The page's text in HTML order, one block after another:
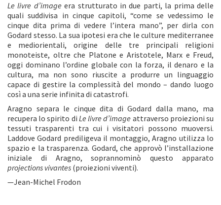
Le livre d’image era strutturato in due parti, la prima delle
quali suddivisa in cinque capitoli, “come se vedessimo le
cinque dita prima di vedere l’intera mano”, per dirla con
Godard stesso. La sua ipotesi era che le culture mediterranee
e mediorientali, origine delle tre principali religioni
monoteiste, oltre che Platone e Aristotele, Marx e Freud,
oggi dominano l’ordine globale con la forza, il denaro e la
cultura, ma non sono riuscite a produrre un linguaggio
capace di gestire la complessità del mondo – dando luogo
così a una serie infinita di catastrofi.
Aragno separa le cinque dita di Godard dalla mano, ma
recupera lo spirito di Le livre d’image attraverso proiezioni su
tessuti trasparenti tra cui i visitatori possono muoversi.
Laddove Godard prediligeva il montaggio, Aragno utilizza lo
spazio e la trasparenza. Godard, che approvò l’installazione
iniziale di Aragno, soprannominò questo apparato
projections vivantes (proiezioni viventi).
—Jean-Michel Frodon